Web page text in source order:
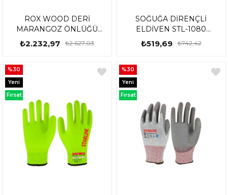
ROX WOOD DERİ
MARANGOZ ÖNLÜĞÜ
153ROX0032
₺2.232,97 ₺2.627,03
SOĞUĞA DİRENÇLİ
ELDİVEN STL-1080
STARLİNE 9 NUMARA (L)
₺519,69 ₺742,42
%30
Yeni
Ürün
Fırsat
%30
Yeni
Ürün
Fırsat